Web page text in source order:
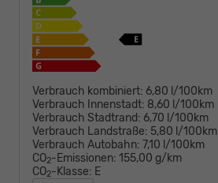
Verbrauch kombiniert: 6,80 l/100km
Verbrauch Innenstadt: 8,60 l/100km
Verbrauch Stadtrand: 6,70 l/100km
Verbrauch Landstraße: 5,80 l/100km
Verbrauch Autobahn: 7,10 l/100km
CO2-Emissionen: 155,00 g/km
CO2-Klasse: E